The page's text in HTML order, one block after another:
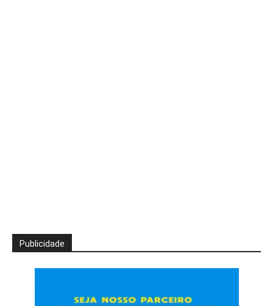
Publicidade